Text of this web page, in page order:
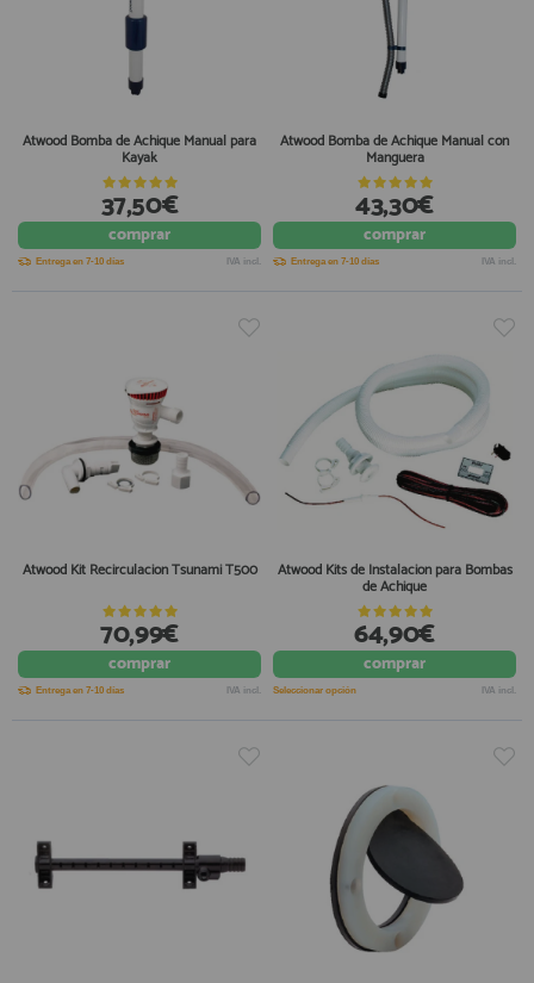
Atwood Bomba de Achique Manual para
Kayak
37,50€
comprar
Entrega en 7-10 días IVA incl.
Atwood Bomba de Achique Manual con
Manguera
43,30€
comprar
Entrega en 7-10 días IVA incl.
Atwood Kit Recirculacion Tsunami T500
70,99€
comprar
Entrega en 7-10 días IVA incl.
Atwood Kits de Instalacion para Bombas
de Achique
64,90€
comprar
Seleccionar opción IVA incl.